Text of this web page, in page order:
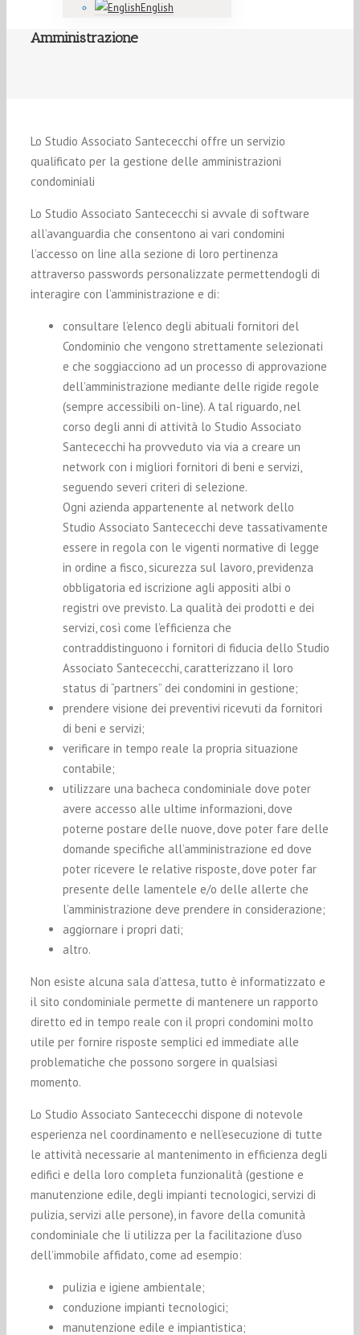
English
Amministrazione
Lo Studio Associato Santececchi offre un servizio
qualificato per la gestione delle amministrazioni
condominiali
Lo Studio Associato Santececchi si avvale di software
all’avanguardia che consentono ai vari condomini
l’accesso on line alla sezione di loro pertinenza
attraverso passwords personalizzate permettendogli di
interagire con l’amministrazione e di:
consultare l’elenco degli abituali fornitori del
Condominio che vengono strettamente selezionati
e che soggiacciono ad un processo di approvazione
dell’amministrazione mediante delle rigide regole
(sempre accessibili on-line). A tal riguardo, nel
corso degli anni di attività lo Studio Associato
Santececchi ha provveduto via via a creare un
network con i migliori fornitori di beni e servizi,
seguendo severi criteri di selezione.
Ogni azienda appartenente al network dello
Studio Associato Santececchi deve tassativamente
essere in regola con le vigenti normative di legge
in ordine a fisco, sicurezza sul lavoro, previdenza
obbligatoria ed iscrizione agli appositi albi o
registri ove previsto. La qualità dei prodotti e dei
servizi, così come l’efficienza che
contraddistinguono i fornitori di fiducia dello Studio
Associato Santececchi, caratterizzano il loro
status di “partners” dei condomini in gestione;
prendere visione dei preventivi ricevuti da fornitori
di beni e servizi;
verificare in tempo reale la propria situazione
contabile;
utilizzare una bacheca condominiale dove poter
avere accesso alle ultime informazioni, dove
poterne postare delle nuove, dove poter fare delle
domande specifiche all’amministrazione ed dove
poter ricevere le relative risposte, dove poter far
presente delle lamentele e/o delle allerte che
l’amministrazione deve prendere in considerazione;
aggiornare i propri dati;
altro.
Non esiste alcuna sala d’attesa, tutto è informatizzato e
il sito condominiale permette di mantenere un rapporto
diretto ed in tempo reale con il propri condomini molto
utile per fornire risposte semplici ed immediate alle
problematiche che possono sorgere in qualsiasi
momento.
Lo Studio Associato Santececchi dispone di notevole
esperienza nel coordinamento e nell’esecuzione di tutte
le attività necessarie al mantenimento in efficienza degli
edifici e della loro completa funzionalità (gestione e
manutenzione edile, degli impianti tecnologici, servizi di
pulizia, servizi alle persone), in favore della comunità
condominiale che li utilizza per la facilitazione d’uso
dell’immobile affidato, come ad esempio:
pulizia e igiene ambientale;
conduzione impianti tecnologici;
manutenzione edile e impiantistica;